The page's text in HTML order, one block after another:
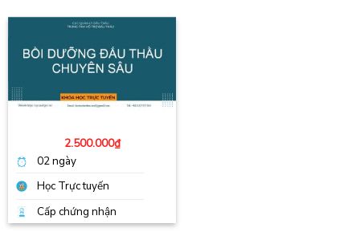
2.500.000₫
02 ngày
Học Trực tuyến
Cấp chứng nhận